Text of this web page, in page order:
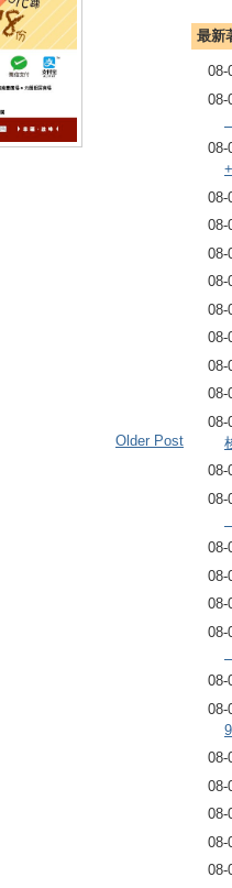
最新
08-
08-
08-
08-
08-
08-
08-
08-
08-
08-
08-
08-
08-
08-
08-
08-
08-
08-
08-
08-
08-
08-
08-
08-
08-
Older Post